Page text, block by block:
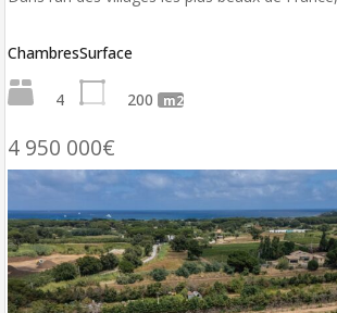
Chambres
4
Surface
200 m2
4 950 000€